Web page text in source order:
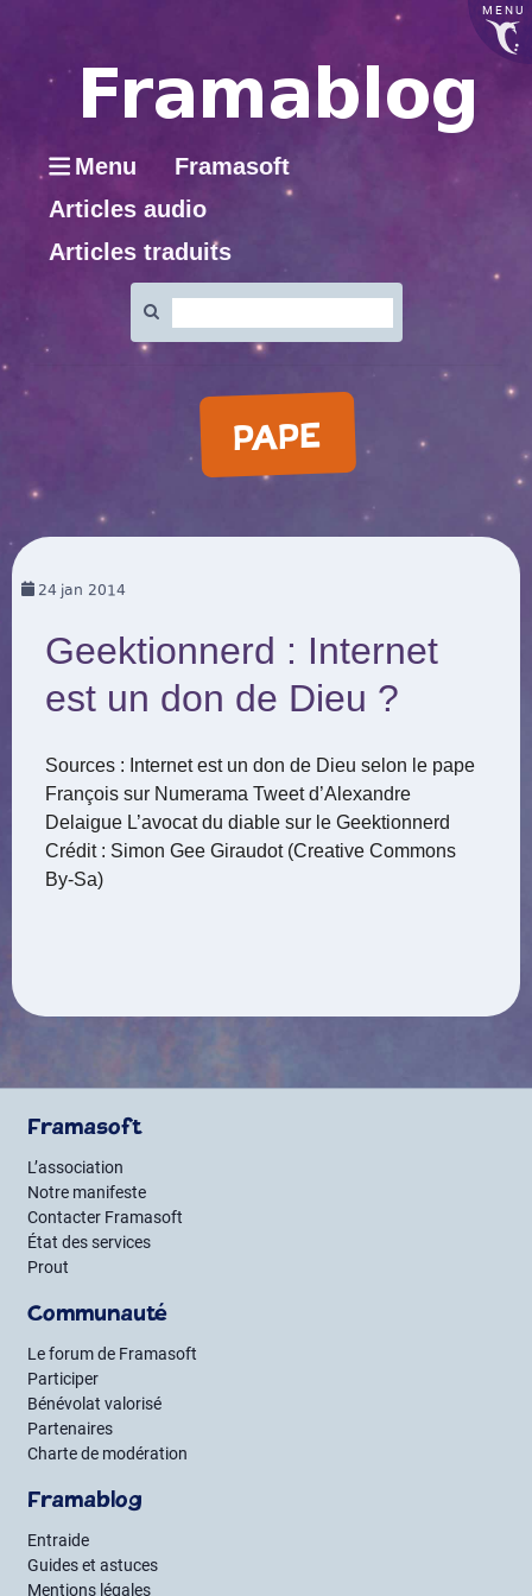
MENU
Menu
Framasoft
Articles audio
Articles traduits
:
PAPE
24 jan 2014
Geektionnerd : Internet
est un don de Dieu ?
Sources : Internet est un don de Dieu selon le pape
François sur Numerama Tweet d’Alexandre
Delaigue L’avocat du diable sur le Geektionnerd
Crédit : Simon Gee Giraudot (Creative Commons
By-Sa)
Framasoft
L’association
Notre manifeste
Contacter Framasoft
État des services
Prout
Communauté
Le forum de Framasoft
Participer
Bénévolat valorisé
Partenaires
Charte de modération
Framablog
Entraide
Guides et astuces
Mentions légales